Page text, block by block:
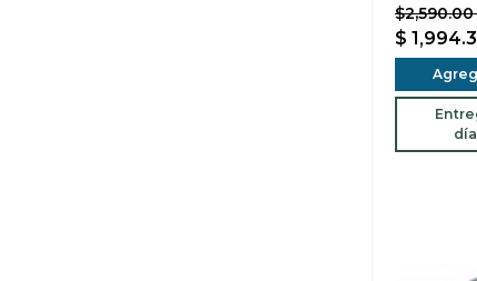
$2,590.00
$